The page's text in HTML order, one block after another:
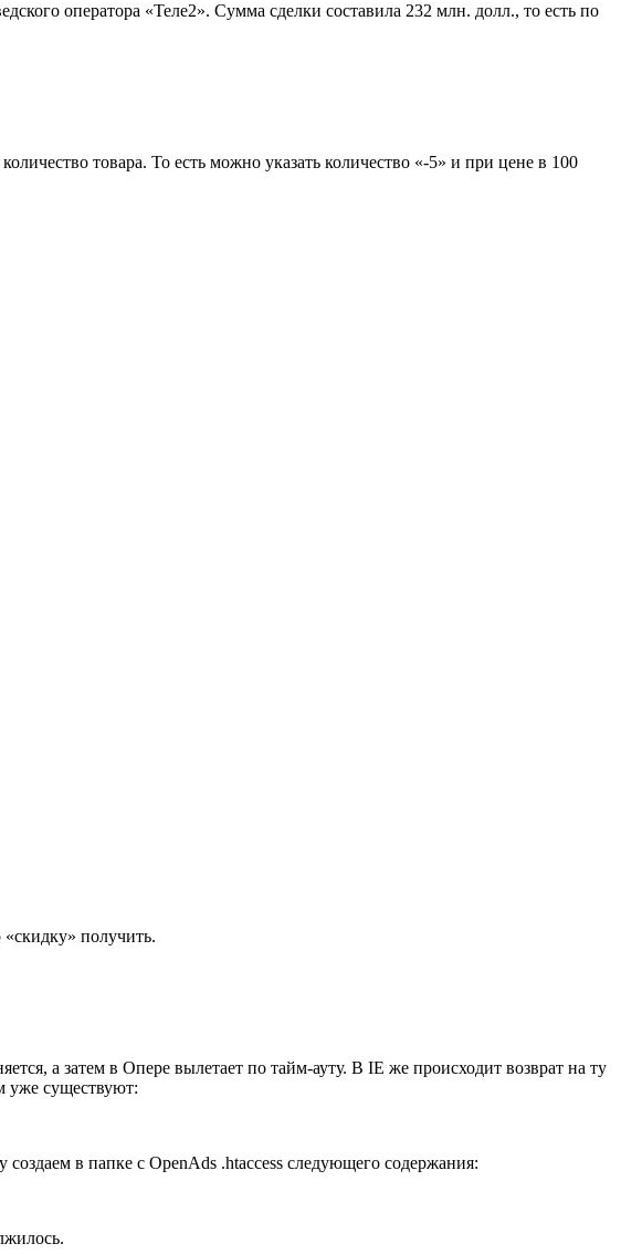
оператора «Теле2». Сумма сделки составила 232 млн. долл., то есть по
товара. То есть можно указать количество «-5» и при цене в 100
получить.
а затем в Опере вылетает по тайм-ауту. В IE же происходит возврат на ту
уже существуют:
в папке с OpenAds .htaccess следующего содержания: